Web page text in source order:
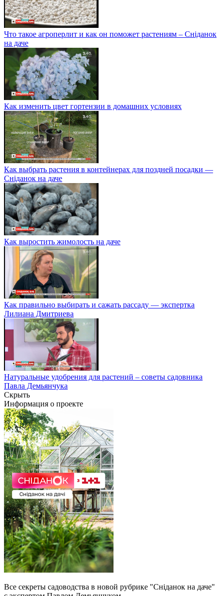
Что такое агроперлит и как он поможет растениям – Сніданок
на даче
Как изменить цвет гортензии в домашних условиях
Как выбрать растения в контейнерах для поздней посадки —
Сніданок на даче
Как выростить жимолость на даче
Как правильно выбирать и сажать рассаду — экспертка
Лилиана Дмитриева
Натуральные удобрения для растений – советы садовника
Павла Демьянчука
Скрыть
Информация о проекте
Все секреты садоводства в новой рубрике "Сніданок на даче"